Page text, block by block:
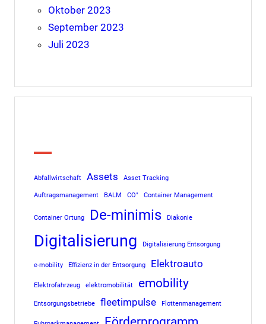
Oktober 2023
September 2023
Juli 2023
Abfallwirtschaft Assets Asset Tracking
Auftragsmanagement BALM CO" Container Management
Container Ortung De-minimis Diakonie
Digitalisierung Digitalisierung Entsorgung
e-mobility Effizienz in der Entsorgung Elektroauto
Elektrofahrzeug elektromobilität emobility
Entsorgungsbetriebe fleetimpulse Flottenmanagement